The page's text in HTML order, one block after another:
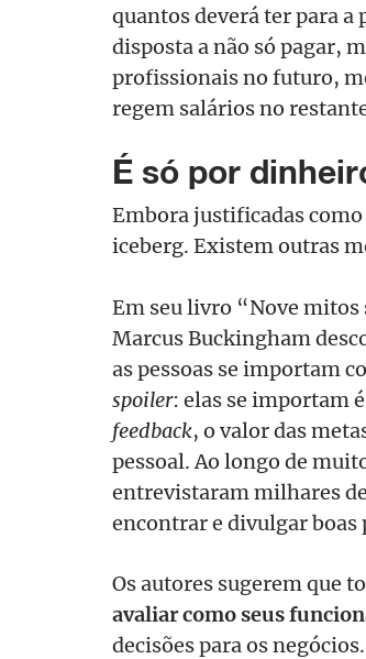
quantos deverá ter para a
disposta a não só pagar,
profissionais no futuro,
regem salários no
É só por
Embora justificadas como
iceberg. Existem outras
Em seu livro “Nove
Marcus Buckingham
as pessoas se importam
spoiler: elas se importam
feedback, o valor das
pessoal. Ao longo de
entrevistaram milhares
encontrar e divulgar boas
Os autores sugerem que
avaliar como seus
decisões para os